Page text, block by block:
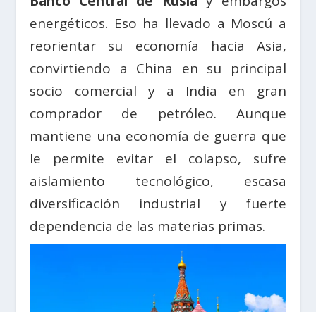
energéticos. Eso ha llevado a Moscú a
reorientar su economía hacia Asia,
convirtiendo a China en su principal
socio comercial y a India en gran
comprador de petróleo. Aunque
mantiene una economía de guerra que
le permite evitar el colapso, sufre
aislamiento tecnológico, escasa
diversificación industrial y fuerte
dependencia de las materias primas.